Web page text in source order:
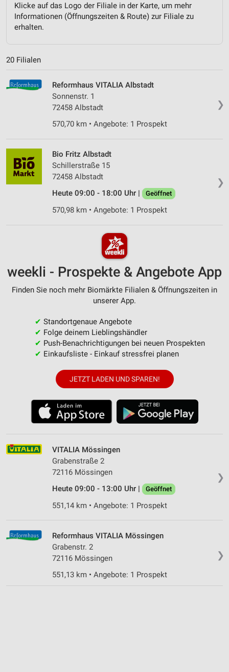
Klicke auf das Logo der Filiale in der Karte, um mehr
Informationen (Öffnungszeiten & Route) zur Filiale zu
erhalten.
20 Filialen
❯
Reformhaus VITALIA Albstadt
Sonnenstr. 1
72458 Albstadt
570,70 km • Angebote: 1 Prospekt
❯
Bio Fritz Albstadt
Schillerstraße 15
72458 Albstadt
Heute 09:00 - 18:00 Uhr |
Geöffnet
570,98 km • Angebote: 1 Prospekt
weekli - Prospekte & Angebote App
Finden Sie noch mehr Biomärkte Filialen & Öffnungszeiten in
unserer App.
✔ Standortgenaue Angebote
✔ Folge deinem Lieblingshändler
✔ Push-Benachrichtigungen bei neuen Prospekten
✔ Einkaufsliste - Einkauf stressfrei planen
JETZT LADEN UND SPAREN!
❯
VITALIA Mössingen
Grabenstraße 2
72116 Mössingen
Heute 09:00 - 13:00 Uhr |
Geöffnet
551,14 km • Angebote: 1 Prospekt
❯
Reformhaus VITALIA Mössingen
Grabenstr. 2
72116 Mössingen
551,13 km • Angebote: 1 Prospekt